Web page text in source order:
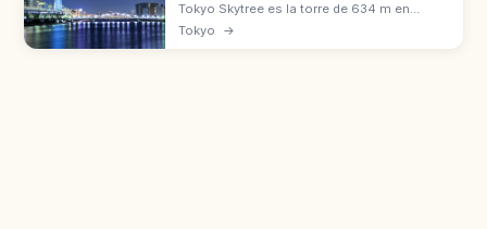
Tokyo Skytree es la torre de 634 m en
Sumida (Tokio), una de las más altas del
mundo desde 2012. Tembō Deck a 350 m y
Tokyo →